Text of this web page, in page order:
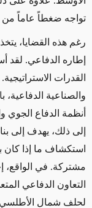
تواجه ضغطاً عاماً
رغم هذه القضايا،
إطاره الدفاعي. لقد
القدرات
والصناعية
أنظمة الدفاع الجوي
إلى ذلك، يهدف إلى
استكشاف ما إذا كان
مشتركة. في الواقع،
التعاون الدفاعي
لحلف شمال